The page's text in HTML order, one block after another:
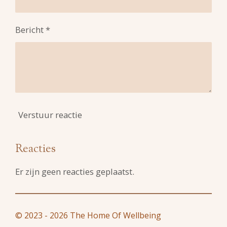
Bericht *
Verstuur reactie
Reacties
Er zijn geen reacties geplaatst.
© 2023 - 2026 The Home Of Wellbeing